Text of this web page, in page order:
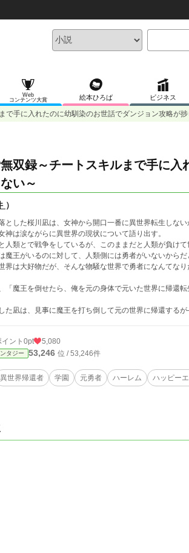
Web
コンテンツ大賞
絵本ひろば ビジネス
で手に入れたのに幼馴染のお世話でダンジョン攻略が捗
双録～チートスキルまで手に入
い～
）
した桜川凪は、女神から開口一番に異世界転生しない
は涙ながらに異世界の現状について語り出す。
類とで戦争をしているが、このままだと人類が負けて
王がいるのに対して、人類側には勇者がいないからだ
は大好物だが、そんな物騒な世界で勇者になんてな
魔王を倒せたら、俺を元の身体で元いた世界に帰還転
た凪は、見事に魔王を打ち倒して元の世界に帰還する
ント 0pt 5,080
タジー 53,246 位 / 53,246件
異世界帰還者 学園 元勇者 ハーレム ハッピー